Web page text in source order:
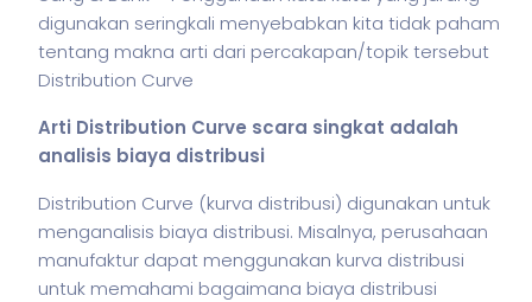
digunakan seringkali menyebabkan kita tidak paham
tentang makna arti dari percakapan/topik tersebut
Distribution Curve
Arti Distribution Curve scara singkat adalah
analisis biaya distribusi
Distribution Curve (kurva distribusi) digunakan untuk
menganalisis biaya distribusi. Misalnya, perusahaan
manufaktur dapat menggunakan kurva distribusi
untuk memahami bagaimana biaya distribusi